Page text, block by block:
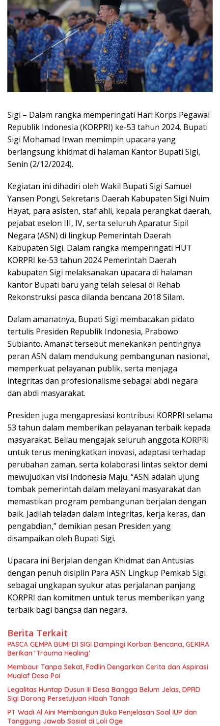
Sigi – Dalam rangka memperingati Hari Korps Pegawai
Republik Indonesia (KORPRI) ke-53 tahun 2024, Bupati
Sigi Mohamad Irwan memimpin upacara yang
berlangsung khidmat di halaman Kantor Bupati Sigi,
Senin (2/12/2024).
Kegiatan ini dihadiri oleh Wakil Bupati Sigi Samuel
Yansen Pongi, Sekretaris Daerah Kabupaten Sigi Nuim
Hayat, para asisten, staf ahli, kepala perangkat daerah,
pejabat eselon III, IV, serta seluruh Aparatur Sipil
Negara (ASN) di lingkup Pemerintah Daerah
Kabupaten Sigi. Dalam rangka memperingati HUT
KORPRI ke-53 tahun 2024 Pemerintah Daerah
kabupaten Sigi melaksanakan upacara di halaman
kantor Bupati baru yang telah selesai di Rehab
Rekonstruksi pasca dilanda bencana 2018 Silam.
Dalam amanatnya, Bupati Sigi membacakan pidato
tertulis Presiden Republik Indonesia, Prabowo
Subianto. Amanat tersebut menekankan pentingnya
peran ASN dalam mendukung pembangunan nasional,
memperkuat pelayanan publik, serta menjaga
integritas dan profesionalisme sebagai abdi negara
dan abdi masyarakat.
Presiden juga mengapresiasi kontribusi KORPRI selama
53 tahun dalam memberikan pelayanan terbaik kepada
masyarakat. Beliau mengajak seluruh anggota KORPRI
untuk terus meningkatkan inovasi, adaptasi terhadap
perubahan zaman, serta kolaborasi lintas sektor demi
mewujudkan visi Indonesia Maju. “ASN adalah ujung
tombak pemerintah dalam melayani masyarakat dan
memastikan program pembangunan berjalan dengan
baik. Jadilah teladan dalam integritas, kerja keras, dan
pengabdian,” demikian pesan Presiden yang
disampaikan oleh Bupati Sigi.
Upacara ini Berjalan dengan Khidmat dan Antusias
dengan penuh disiplin Para ASN Lingkup Pemkab Sigi
sebagai ungkapan syukur atas perjalanan panjang
KORPRI dan komitmen untuk terus memberikan yang
terbaik bagi bangsa dan negara.
Berita Terkait
PASCA GEMPA BUMI DI SIGI Dampingi Korban Bencana, GEKIRA
Berikan ‘Trauma Healing’
Membaur Tanpa Sekat, Fadlin Dengarkan Cerita dan Aspirasi
Mualaf Desa Poi
Legalitas Huntap Dusun III Desa Bangga Belum Jelas, DPRD
Sigi Dorong Persetujuan Hibah Tanah
PT Wadi Al Aini Membangun Buka Penjelasan Soal IUP dan
Tanggung Jawab Sosial di Loli Oge